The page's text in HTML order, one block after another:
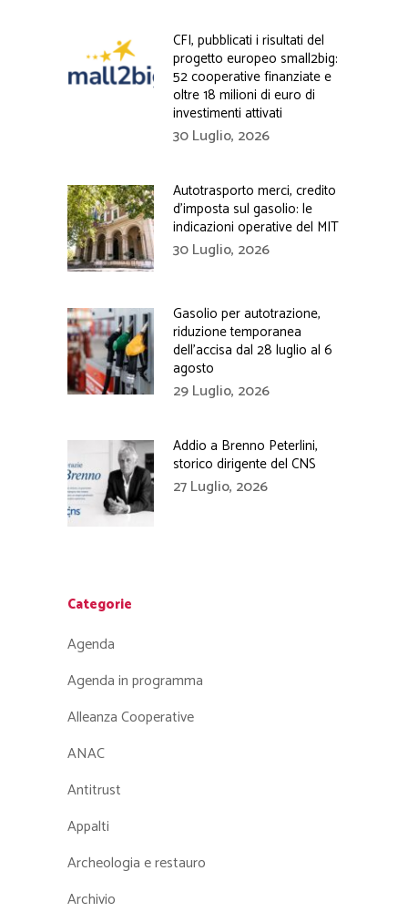
CFI, pubblicati i risultati del
progetto europeo small2big:
52 cooperative finanziate e
oltre 18 milioni di euro di
investimenti attivati
30 Luglio, 2026
Autotrasporto merci, credito
d’imposta sul gasolio: le
indicazioni operative del MIT
30 Luglio, 2026
Gasolio per autotrazione,
riduzione temporanea
dell’accisa dal 28 luglio al 6
agosto
29 Luglio, 2026
Addio a Brenno Peterlini,
storico dirigente del CNS
27 Luglio, 2026
Categorie
Agenda
Agenda in programma
Alleanza Cooperative
ANAC
Antitrust
Appalti
Archeologia e restauro
Archivio